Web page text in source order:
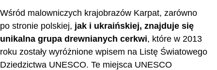
Wśród malowniczych krajobrazów Karpat, zarówno
po stronie polskiej, jak i ukraińskiej, znajduje się
unikalna grupa drewnianych cerkwi, które w 2013
roku zostały wyróżnione wpisem na Listę Światowego
Dziedzictwa UNESCO. Te miejsca UNESCO